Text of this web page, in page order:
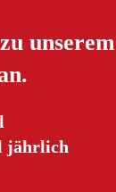
unserem
jährlich